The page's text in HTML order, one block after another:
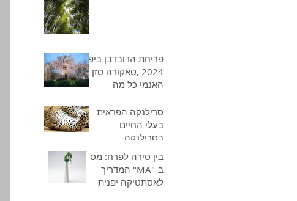
פריחת הדובדבן ביפן
2024 ,סאקורה סזן ,
האנמי כל מה
סרילנקה הפראית
בעלי החיים
בסרילנקה
בין טירה לפרח: מסע
ב-"MA" המדריך
לאסתטיקה יפנית